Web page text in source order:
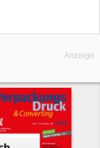
Anzeige